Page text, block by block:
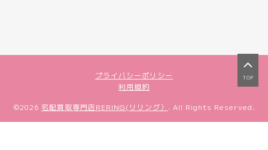
プライバシーポリシー
利用規約
TOP
©2026 宅配買取専門店RERING(リリング） . All Rights Reserved.